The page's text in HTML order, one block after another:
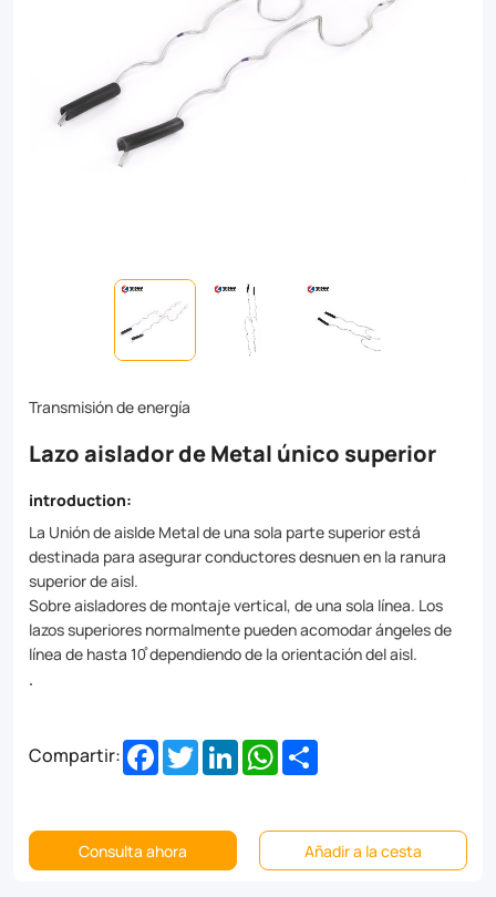
metal,
these
durability
ensuring
your
electrical
systems
are
protected
and
functioning
their
Experience
the
Transmisión de energía
Lazo aislador de Metal único superior
introduction:
La Unión de aislde Metal de una sola parte superior está
destinada para asegurar conductores desnuen en la ranura
superior de aisl.
Sobre aisladores de montaje vertical, de una sola línea. Los
lazos superiores normalmente pueden acomodar ángeles de
línea de hasta 10̊ dependiendo de la orientación del aisl.
.
Compartir: Facebook
TwitterLinkedInWhatsApp
Consulta ahora Añadir a la cesta